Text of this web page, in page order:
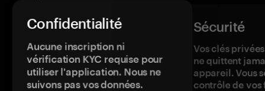
Confidentialité
Aucune inscription ni
vérification KYC requise pour
utiliser l'application. Nous ne
suivons pas vos données.
Sécurité
Vos clés
ne quittent
appareil. Vous
contrôle de vos